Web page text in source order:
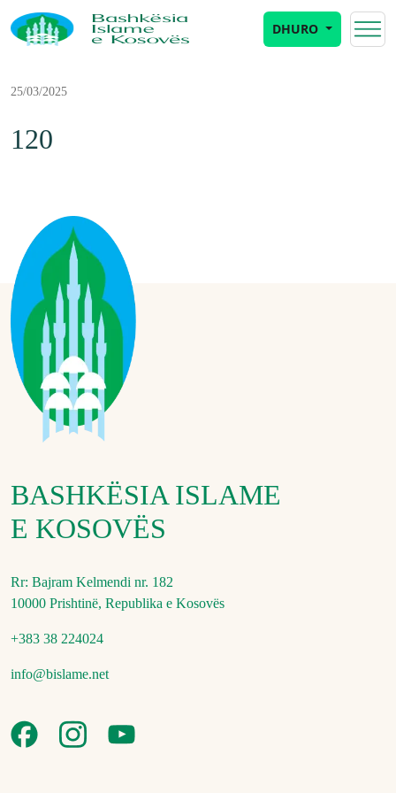
DHURO
25/03/2025
120
BASHKËSIA ISLAME
E KOSOVËS
Rr: Bajram Kelmendi nr. 182
10000 Prishtinë, Republika e Kosovës
+383 38 224024
info@bislame.net